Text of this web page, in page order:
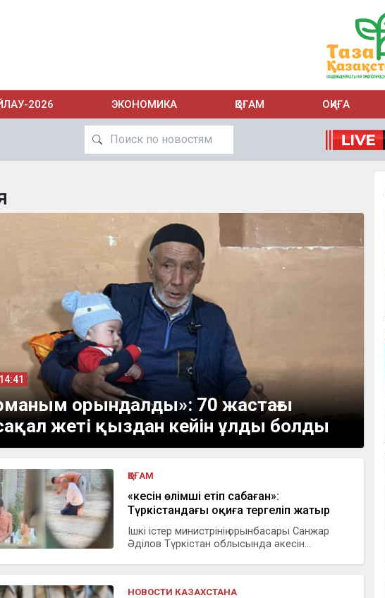
2026 ЭКОНОМИКА ҚОҒАМ ОҚИҒА
орындалды»: 70 жастағы
жеті қыздан кейін ұлды болды
ҚОҒАМ
«Әкесін өлімші етіп сабаған»:
Түркістандағы оқиға тергеліп жатыр
Ішкі істер министрінің орынбасары Санжар
Әділов Түркістан облысында әкесін...
НОВОСТИ КАЗАХСТАНА